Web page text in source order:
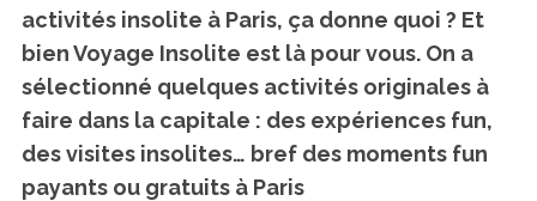
activités insolite à Paris, ça donne quoi ? Et
bien Voyage Insolite est là pour vous. On a
sélectionné quelques activités originales à
faire dans la capitale : des expériences fun,
des visites insolites… bref des moments fun
payants ou gratuits à Paris